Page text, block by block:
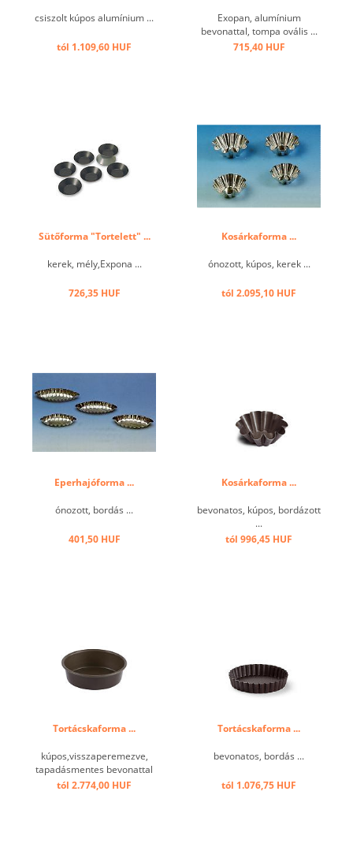
csiszolt kúpos alumínium ...
tól 1.109,60 HUF
Exopan, alumínium
bevonattal, tompa ovális ...
715,40 HUF
Sütőforma "Tortelett" ...
kerek, mély,Expona ...
726,35 HUF
Kosárkaforma ...
ónozott, kúpos, kerek ...
tól 2.095,10 HUF
Eperhajóforma ...
ónozott, bordás ...
401,50 HUF
Kosárkaforma ...
bevonatos, kúpos, bordázott
...
tól 996,45 HUF
Tortácskaforma ...
kúpos,visszaperemezve,
tapadásmentes bevonattal
...
tól 2.774,00 HUF
Tortácskaforma ...
bevonatos, bordás ...
tól 1.076,75 HUF